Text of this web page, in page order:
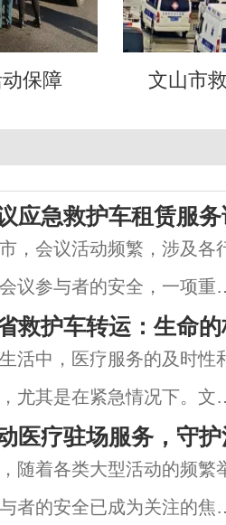
保障 文山市
应急救护车租赁服
，会议活动频繁，涉及各
议参与者的安全，一项重
车租赁。本文将对文山市
进行深入解析，帮助您了
准及服务内容，为您在活
救护车转运：生命
活中，医疗服务的及时性
尤其是在紧急情况下。文
国际大都市，不仅医疗资
救护车转运服务方面日益
者转运提供了极大的便利
医疗驻场服务，守
随着各类大型活动的频繁
者的安全已成为关注的焦